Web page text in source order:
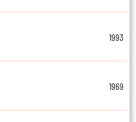
1993
1969